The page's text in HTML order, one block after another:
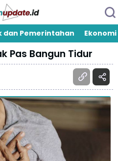
dan Pemerintahan Ekonomi
Pas Bangun Tidur